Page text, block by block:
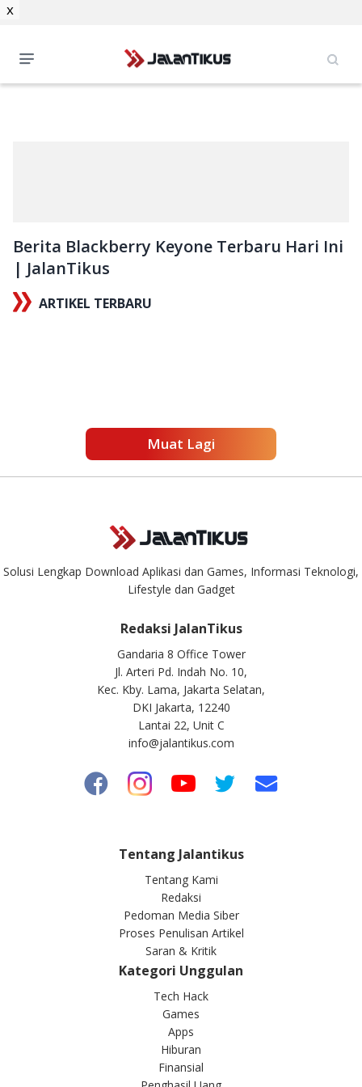
Berita Blackberry Keyone Terbaru Hari Ini
| JalanTikus
ARTIKEL TERBARU
Muat Lagi
x
Solusi Lengkap Download Aplikasi dan Games, Informasi Teknologi,
Lifestyle dan Gadget
Redaksi JalanTikus
Gandaria 8 Office Tower
Jl. Arteri Pd. Indah No. 10,
Kec. Kby. Lama, Jakarta Selatan,
DKI Jakarta, 12240
Lantai 22, Unit C
info@jalantikus.com
Tentang Jalantikus
Tentang Kami
Redaksi
Pedoman Media Siber
Proses Penulisan Artikel
Saran & Kritik
Kategori Unggulan
Tech Hack
Games
Apps
Hiburan
Finansial